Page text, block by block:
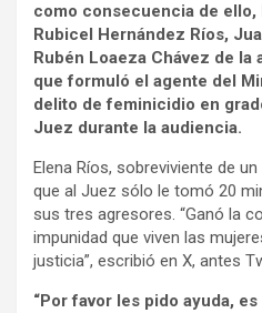
como consecuencia de
Rubicel Hernández Ríos,
Rubén Loaeza Chávez de
que formuló el agente del
delito de feminicidio en
Juez durante la audiencia.
Elena Ríos, sobreviviente de
que al Juez sólo le tomó 20
sus tres agresores. “Ganó la
impunidad que viven las
justicia”, escribió en X, antes
“Por favor les pido ayuda,